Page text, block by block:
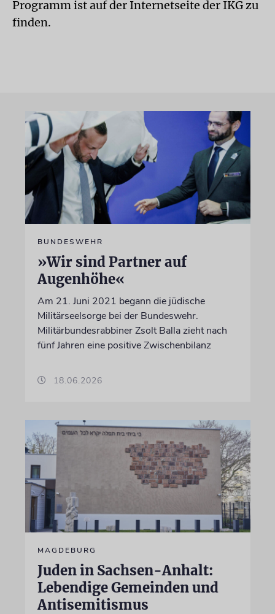
Programm ist auf der Internetseite der IKG zu
finden.
BUNDESWEHR
»Wir sind Partner auf
Augenhöhe«
Am 21. Juni 2021 begann die jüdische
Militärseelsorge bei der Bundeswehr.
Militärbundesrabbiner Zsolt Balla zieht nach
fünf Jahren eine positive Zwischenbilanz
18.06.2026
MAGDEBURG
Juden in Sachsen-Anhalt:
Lebendige Gemeinden und
Antisemitismus